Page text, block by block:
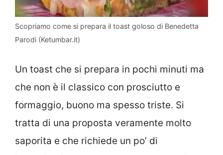
Scopriamo come si prepara il toast goloso di Benedetta
Parodi (Ketumbar.it)
Un toast che si prepara in pochi minuti ma
che non è il classico con prosciutto e
formaggio, buono ma spesso triste. Si
tratta di una proposta veramente molto
saporita e che richiede un po’ di